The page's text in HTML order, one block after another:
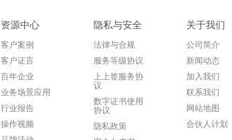
资源中心
客户案例
客户证言
百年企业
业务场景应用
行业报告
操作视频
隐私与安全
法律与合规
服务等级协议
上上签服务协
议
数字证书使用
协议
隐私政策
关于我们
公司简介
新闻动态
加入我们
联系我们
网站地图
合伙人计划